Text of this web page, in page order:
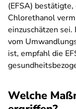
(EFSA)
Chlorethanol
einzuschätzen
vom
ist, empfahl die
Welche